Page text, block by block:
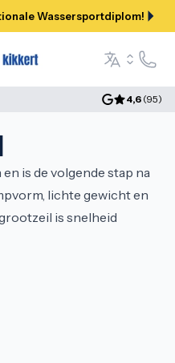
Wassersportdiplom!
Language
Hilfe
4,6 (95)
is de volgende stap na
lichte gewicht en
is snelheid